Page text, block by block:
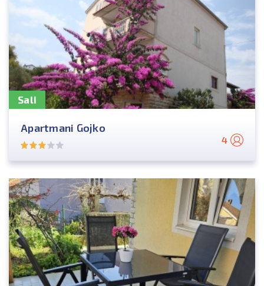
Sali
Apartmani Gojko
4